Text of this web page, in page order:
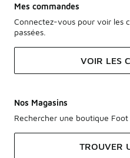
Mes commandes
Connectez-vous pour voir les
passées.
VOIR LES
Nos Magasins
Rechercher une boutique Foot
TROUVER